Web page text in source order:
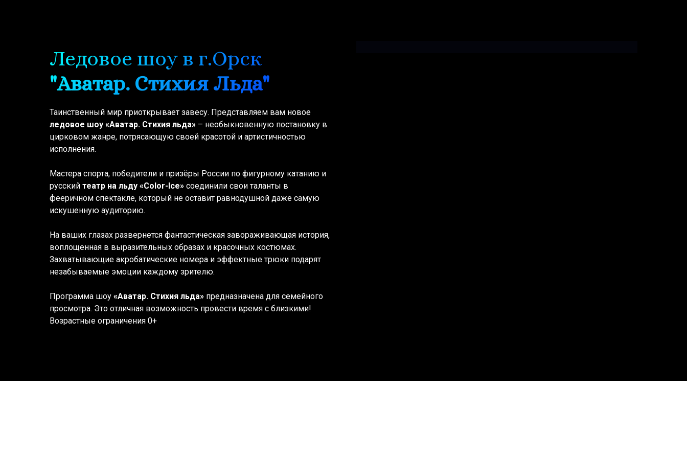
Ледовое шоу в г.Орск
"Аватар. Стихия Льда"
Таинственный мир приоткрывает завесу. Представляем вам новое
ледовое шоу «Аватар. Стихия льда» – необыкновенную постановку в
цирковом жанре, потрясающую своей красотой и артистичностью
исполнения.
Мастера спорта, победители и призёры России по фигурному катанию и
русский театр на льду «Color-Ice» соединили свои таланты в
фееричном спектакле, который не оставит равнодушной даже самую
искушенную аудиторию.
На ваших глазах развернется фантастическая завораживающая история,
воплощенная в выразительных образах и красочных костюмах.
Захватывающие акробатические номера и эффектные трюки подарят
незабываемые эмоции каждому зрителю.
Программа шоу «Аватар. Стихия льда» предназначена для семейного
просмотра. Это отличная возможность провести время с близкими!
Возрастные ограничения 0+